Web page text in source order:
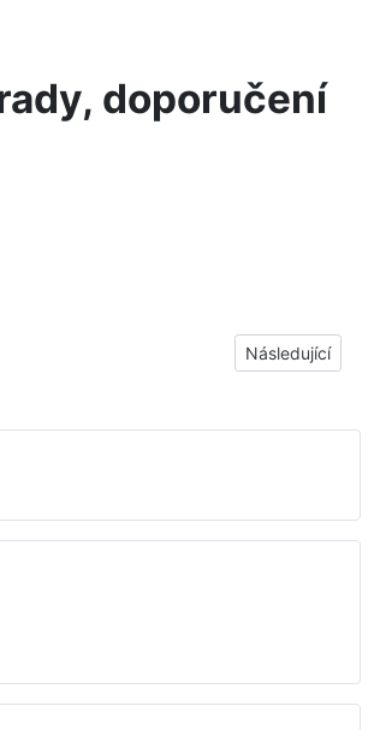
doporučení
Další článek:
Následující